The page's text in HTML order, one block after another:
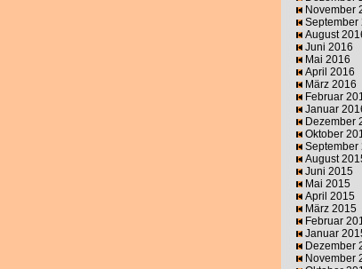
November
September
August
Juni 2016
Mai 2016
April 2016
März 2016
Februar
Januar
Dezember
Oktober
September
August
Juni 2015
Mai 2015
April 2015
März 2015
Februar
Januar
Dezember
November